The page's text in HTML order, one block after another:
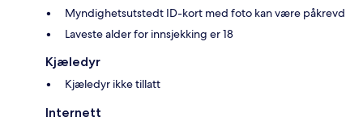
Myndighetsutstedt ID-kort med foto kan være påkrevd
Laveste alder for innsjekking er 18
Kjæledyr
Kjæledyr ikke tillatt
Internett